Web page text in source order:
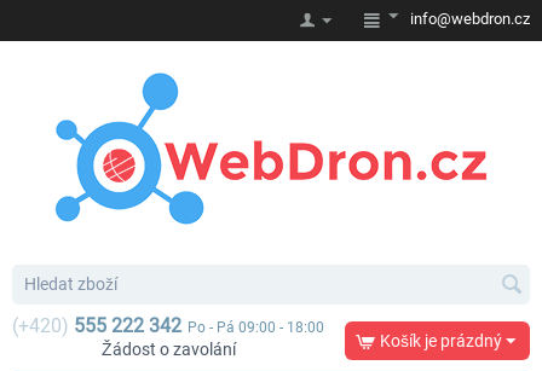
info@webdron.cz
(+420) 555 222 342 Po - Pá 09:00 - 18:00
Žádost o zavolání Košík je prázdný